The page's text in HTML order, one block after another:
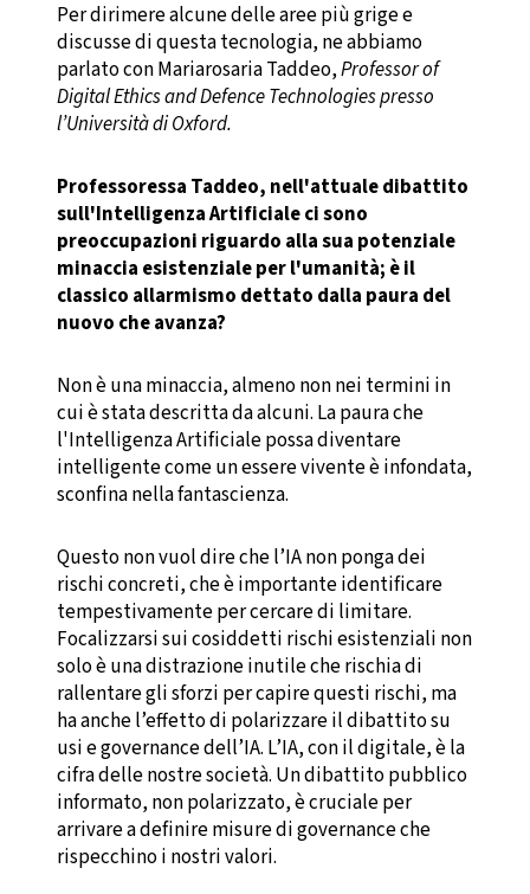
Per dirimere alcune delle aree più grige e
discusse di questa tecnologia, ne abbiamo
parlato con Mariarosaria Taddeo,Professor of
Digital Ethics and Defence Technologies presso
l’Università di Oxford.
Professoressa Taddeo, nell'attuale dibattito
sull'Intelligenza Artificiale ci sono
preoccupazioni riguardo alla sua potenziale
minaccia esistenziale per l'umanità; è il
classico allarmismo dettato dalla paura del
nuovo che avanza?
Non è una minaccia, almeno non nei termini in
cui è stata descritta da alcuni. La paura che
l'Intelligenza Artificiale possa diventare
intelligente come un essere vivente è infondata,
sconfina nella fantascienza.
Questo non vuol dire che l’IA non ponga dei
rischi concreti, che è importante identificare
tempestivamente per cercare di limitare.
Focalizzarsi sui cosiddetti rischi esistenziali non
solo è una distrazione inutile che rischia di
rallentare gli sforzi per capire questi rischi, ma
ha anche l’effetto di polarizzare il dibattito su
usi e governance dell’IA. L’IA, con il digitale, è la
cifra delle nostre società. Un dibattito pubblico
informato, non polarizzato, è cruciale per
arrivare a definire misure di governance che
rispecchino i nostri valori.